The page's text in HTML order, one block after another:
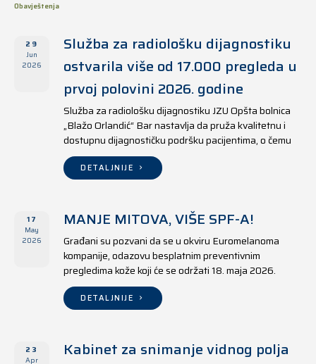
Obavještenja
29
Jun
2026
Služba za radiološku dijagnostiku
ostvarila više od 17.000 pregleda u
prvoj polovini 2026. godine
Služba za radiološku dijagnostiku JZU Opšta bolnica
„Blažo Orlandić“ Bar nastavlja da pruža kvalitetnu i
dostupnu dijagnostičku podršku pacijentima, o čemu
svjedoče i rezultati ostvareni u periodu od 1. januara
do 17. juna 2026. godine.
DETALJNIJE
17
May
2026
MANJE MITOVA, VIŠE SPF-A!
Građani su pozvani da se u okviru Euromelanoma
kompanije, odazovu besplatnim preventivnim
pregledima kože koji će se održati 18. maja 2026.
godine u jedanaest opština širom Crne Gore, kako u
državnim tako i u privatnim zdravstvenim ustanovama.
DETALJNIJE
23
Apr
Kabinet za snimanje vidnog polja